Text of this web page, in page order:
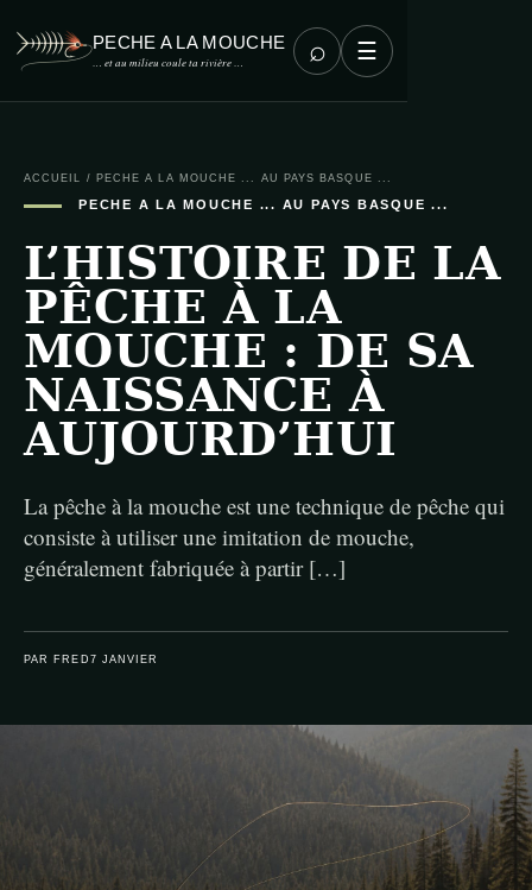
PECHE A LA MOUCHE
… et au milieu coule ta rivière … ⌕ ☰
ACCUEIL / PECHE A LA MOUCHE ... AU PAYS BASQUE ...
PECHE A LA MOUCHE ... AU PAYS BASQUE ...
L’HISTOIRE DE LA
PÊCHE À LA
MOUCHE : DE SA
NAISSANCE À
AUJOURD’HUI
La pêche à la mouche est une technique de pêche qui
consiste à utiliser une imitation de mouche,
généralement fabriquée à partir […]
PAR FRED 7 JANVIER